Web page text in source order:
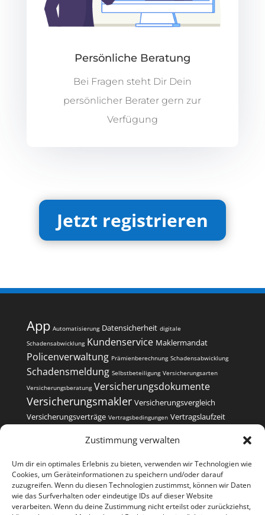
Zustimmung verwalten
Um dir ein optimales Erlebnis zu bieten, verwenden wir Technologien wie
Cookies, um Geräteinformationen zu speichern und/oder darauf
zuzugreifen. Wenn du diesen Technologien zustimmst, können wir Daten
wie das Surfverhalten oder eindeutige IDs auf dieser Website
verarbeiten. Wenn du deine Zustimmung nicht erteilst oder zurückziehst,
Persönliche Beratung
Bei Fragen steht Dir Dein
persönlicher Berater gern zur
Verfügung
Jetzt registrieren
App Automatisierung Datensicherheit digitale
Schadensabwicklung Kundenservice Maklermandat
Policenverwaltung Prämienberechnung Schadensabwicklung
Schadensmeldung Selbstbeteiligung Versicherungsarten
Versicherungsberatung Versicherungsdokumente
Versicherungsmakler Versicherungsvergleich
Versicherungsverträge Vertragsbedingungen Vertragslaufzeit
Kontakt Impressum
Datenschutzerklärung